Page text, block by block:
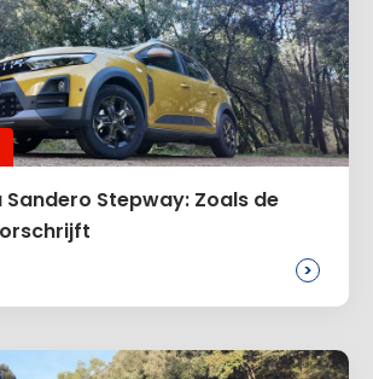
een reactie toe
Sandero Stepway: Zoals de
>